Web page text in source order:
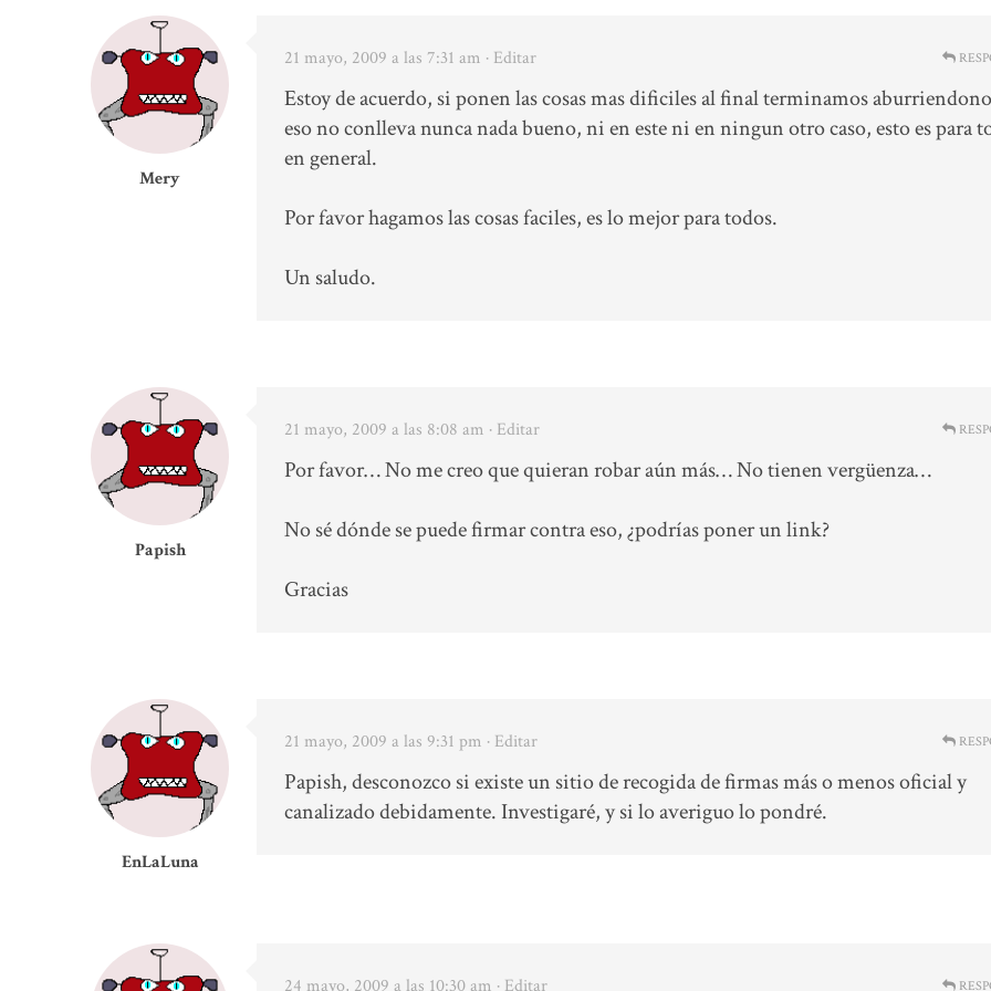
Mery
21 mayo, 2009 a las 7:31 am · Editar
Estoy de acuerdo, si ponen las cosas mas dificiles al final terminamos
eso no conlleva nunca nada bueno, ni en este ni en ningun otro caso, esto es para
en general.
Por favor hagamos las cosas faciles, es lo mejor para todos.
Un saludo.
Papish
21 mayo, 2009 a las 8:08 am · Editar
Por favor… No me creo que quieran robar aún más… No tienen vergüenza…
No sé dónde se puede firmar contra eso, ¿podrías poner un link?
Gracias
EnLaLuna
21 mayo, 2009 a las 9:31 pm · Editar
Papish, desconozco si existe un sitio de recogida de firmas más o menos oficial y
canalizado debidamente. Investigaré, y si lo averiguo lo pondré.
24 mayo, 2009 a las 10:30 am · Editar